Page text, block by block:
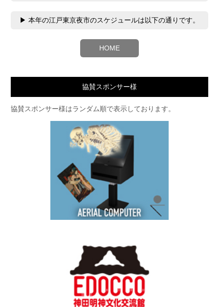
▶ 本年の江戸東京夜市のスケジュールは以下の通りです。
HOME
協賛スポンサー様
協賛スポンサー様はランダム順で表示しております。